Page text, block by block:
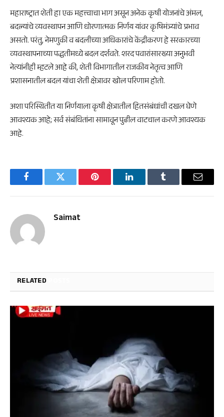
महाराष्ट्रात शेती हा एक महत्त्वाचा भाग असून अनेक कृषी योजनांचे अंमल,
बदल्यांचे व्यवस्थापन आणि धोरणात्मक निर्णय यांवर कृषिमंत्र्यांचे प्रभाव
असतो. परंतु, नेमणुकी व बदलीच्या अधिकारांचे केंद्रीकरण हे सरकारच्या
व्यवस्थापनाच्या पद्धतीमध्ये बदल दर्शवते. शरद पवारांसारख्या अनुभवी
नेत्यांनीही म्हटले आहे की, शेती विभागातील राजकीय नेतृत्व आणि
प्रशासनातील बदल यांचा शेती क्षेत्रावर खोल परिणाम होतो.
अशा परिस्थितीत या निर्णयाला कृषी क्षेत्रातील हितसंबंधांची दखल घेणे
आवश्यक आहे; सर्व संबंधितांना सामावून पुढील वाटचाल करणे आवश्यक
आहे.
FacebookTwitter Pinterest LinkedInTumblr Email
Saimat
RELATED